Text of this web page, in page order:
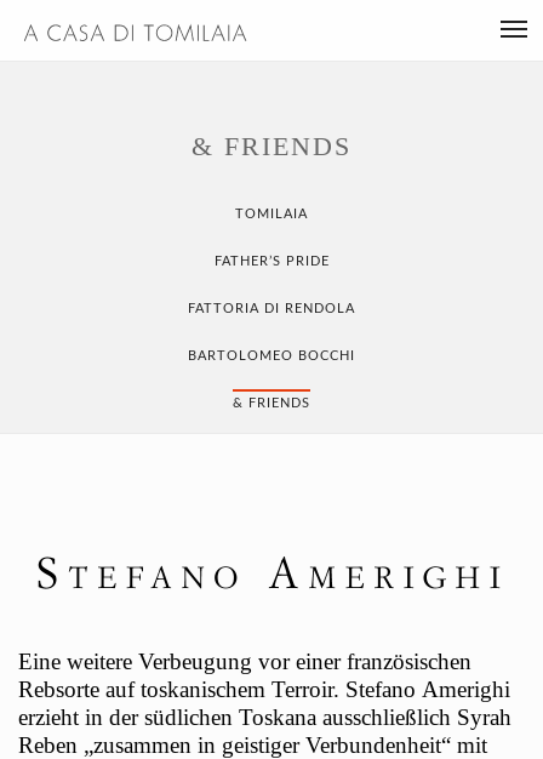
& FRIENDS
TOMILAIA
FATHER’S PRIDE
FATTORIA DI RENDOLA
BARTOLOMEO BOCCHI
& FRIENDS
Eine weitere Verbeugung vor einer französischen
Rebsorte auf toskanischem Terroir. Stefano Amerighi
erzieht in der südlichen Toskana ausschließlich Syrah
Reben „zusammen in geistiger Verbundenheit“ mit